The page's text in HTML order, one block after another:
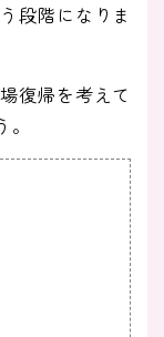
段階になりま
復帰を考えて